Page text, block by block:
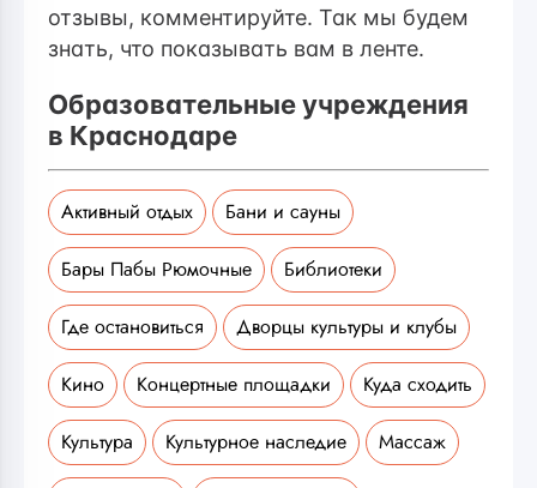
отзывы, комментируйте. Так мы будем
знать, что показывать вам в ленте.
Образовательные учреждения
в Краснодаре
Активный отдых Бани и сауны
Бары Пабы Рюмочные Библиотеки
Где остановиться Дворцы культуры и клубы
Кино Концертные площадки Куда сходить
Культура Культурное наследие Массаж